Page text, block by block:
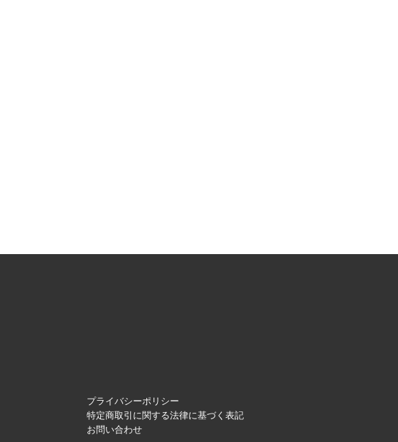
プライバシーポリシー
特定商取引に関する法律に基づく表記
お問い合わせ